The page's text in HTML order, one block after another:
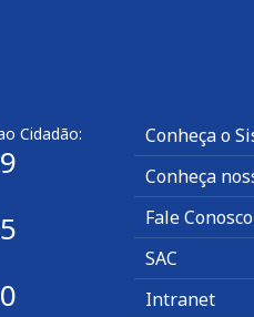
Cidadão:
Conheça o
Conheça
Fale Conosco
SAC
Intranet